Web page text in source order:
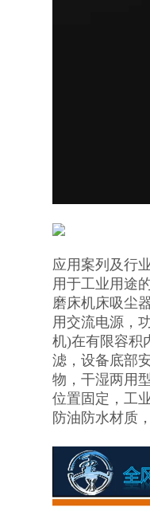
应用案列及行
用于工业用途
磨床机床吸尘
用交流电源，
机)在有限容积
滤，设备底部
物，干湿两用
位置固定，工
防油防水材质